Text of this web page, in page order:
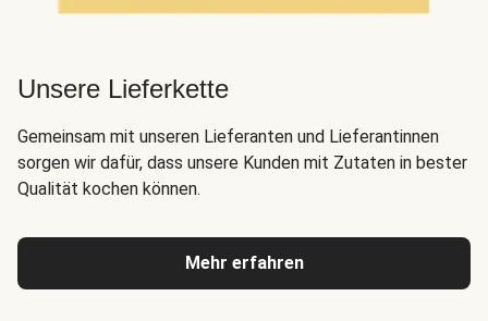
Unsere Lieferkette
Gemeinsam mit unseren Lieferanten und Lieferantinnen
sorgen wir dafür, dass unsere Kunden mit Zutaten in bester
Qualität kochen können.
Mehr erfahren